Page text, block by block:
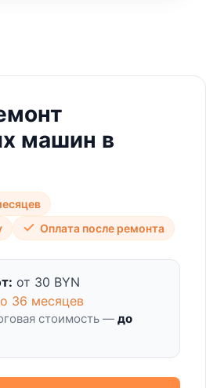
машин в
Оплата после ремонта
от 30 BYN
36 месяцев
стоимость — до